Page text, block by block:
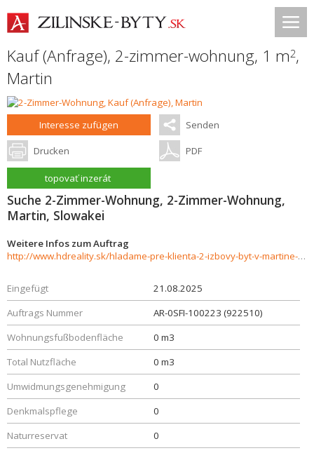
Kauf (Anfrage), 2-zimmer-wohnung, 1 m2,
Martin
Interesse zufügen Senden
Drucken PDF
topovať inzerát
Suche 2-Zimmer-Wohnung, 2-Zimmer-Wohnung,
Martin, Slowakei
Weitere Infos zum Auftrag
http://www.hdreality.sk/hladame-pre-klienta-2-izbovy-byt-v-martine-sidlisko-sever-926966
Eingefügt
21.08.2025
Auftrags Nummer
AR-0SFI-100223 (922510)
Wohnungsfußbodenfläche
0 m3
Total Nutzfläche
0 m3
Umwidmungsgenehmigung
0
Denkmalspflege
0
Naturreservat
0